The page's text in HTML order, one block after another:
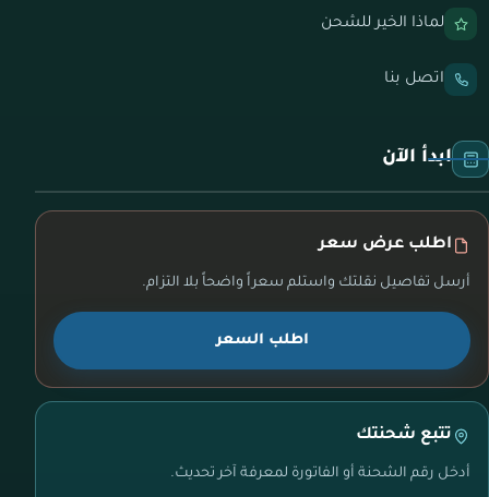
لماذا الخير للشحن
اتصل بنا
ابدأ الآن
اطلب عرض سعر
أرسل تفاصيل نقلتك واستلم سعراً واضحاً بلا التزام.
اطلب السعر
تتبع شحنتك
أدخل رقم الشحنة أو الفاتورة لمعرفة آخر تحديث.